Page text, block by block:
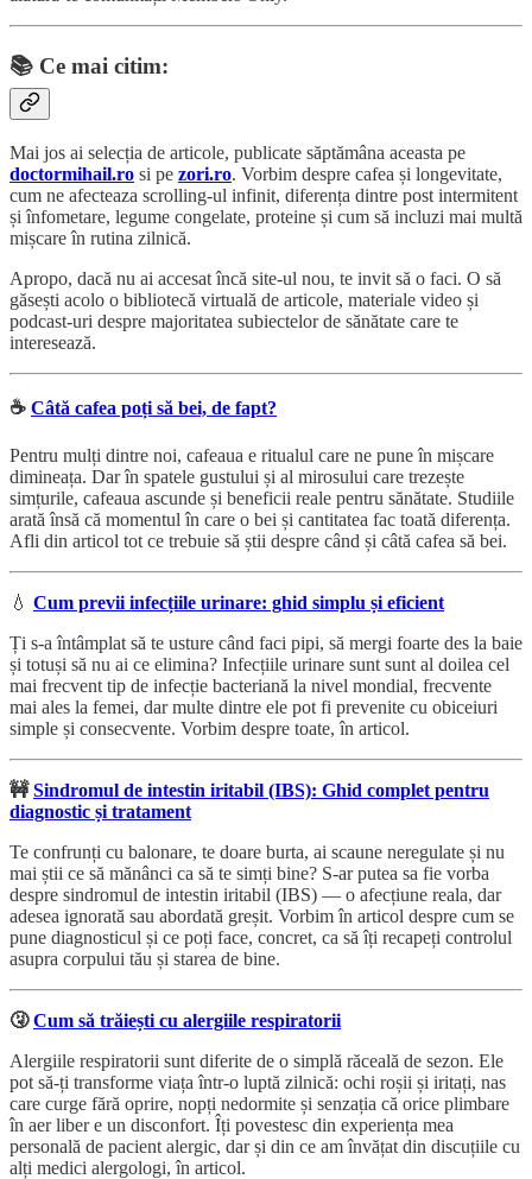
📚 Ce mai citim:
Mai jos ai selecția de articole, publicate săptămâna aceasta pe
doctormihail.ro si pe zori.ro. Vorbim despre cafea și longevitate,
cum ne afecteaza scrolling-ul infinit, diferența dintre post intermitent
și înfometare, legume congelate, proteine și cum să incluzi mai multă
mișcare în rutina zilnică.
Apropo, dacă nu ai accesat încă site-ul nou, te invit să o faci. O să
găsești acolo o bibliotecă virtuală de articole, materiale video și
podcast-uri despre majoritatea subiectelor de sănătate care te
interesează.
☕️ Câtă cafea poți să bei, de fapt?
Pentru mulți dintre noi, cafeaua e ritualul care ne pune în mișcare
dimineața. Dar în spatele gustului și al mirosului care trezește
simțurile, cafeaua ascunde și beneficii reale pentru sănătate. Studiile
arată însă că momentul în care o bei și cantitatea fac toată diferența.
Afli din articol tot ce trebuie să știi despre când și câtă cafea să bei.
💧 Cum previi infecțiile urinare: ghid simplu și eficient
Ți s-a întâmplat să te usture când faci pipi, să mergi foarte des la baie
și totuși să nu ai ce elimina? Infecțiile urinare sunt sunt al doilea cel
mai frecvent tip de infecție bacteriană la nivel mondial, frecvente
mai ales la femei, dar multe dintre ele pot fi prevenite cu obiceiuri
simple și consecvente. Vorbim despre toate, în articol.
🚧Sindromul de intestin iritabil (IBS): Ghid complet pentru
diagnostic și tratament
Te confrunți cu balonare, te doare burta, ai scaune neregulate și nu
mai știi ce să mănânci ca să te simți bine? S-ar putea sa fie vorba
despre sindromul de intestin iritabil (IBS) — o afecțiune reala, dar
adesea ignorată sau abordată greșit. Vorbim în articol despre cum se
pune diagnosticul și ce poți face, concret, ca să îți recapeți controlul
asupra corpului tău și starea de bine.
🤧Cum să trăiești cu alergiile respiratorii
Alergiile respiratorii sunt diferite de o simplă răceală de sezon. Ele
pot să-ți transforme viața într-o luptă zilnică: ochi roșii și iritați, nas
care curge fără oprire, nopți nedormite și senzația că orice plimbare
în aer liber e un disconfort. Îți povestesc din experiența mea
personală de pacient alergic, dar și din ce am învățat din discuțiile cu
alți medici alergologi, în articol.